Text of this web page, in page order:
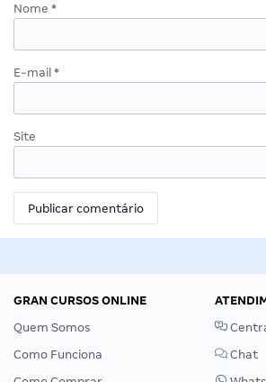
Nome *
E-mail *
Site
GRAN CURSOS ONLINE
Quem Somos
Como Funciona
Chat